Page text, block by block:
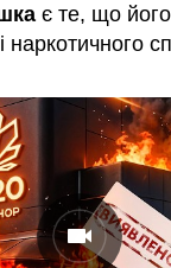
є те, що